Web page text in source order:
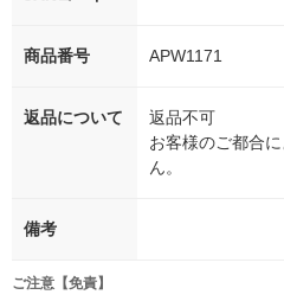
商品番号 APW1171
返品について
返品不可
お客様のご都合
ん。
備考
ご注意【免責】